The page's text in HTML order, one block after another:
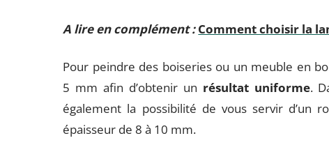
A lire en complément : Comment choisir la
Pour peindre des boiseries ou un meuble en
5 mm afin d’obtenir un résultat uniforme.
également la possibilité de vous servir d’un
épaisseur de 8 à 10 mm.